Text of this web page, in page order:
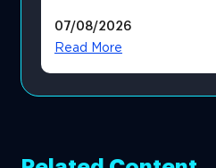
โดยตรง
07/08/2026
Read More